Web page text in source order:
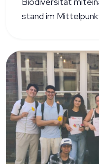
stand im
und myclimate. Für
Smolka von
spannende
Umsetzung von
klimaresiliente